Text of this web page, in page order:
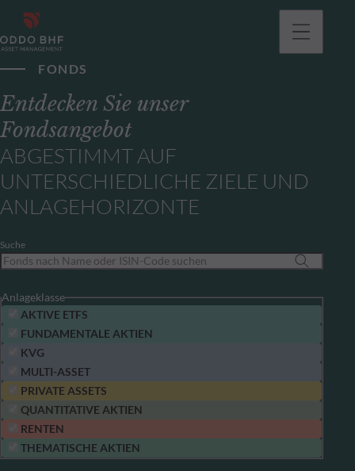
FONDS
Entdecken Sie unser
Fondsangebot
ABGESTIMMT AUF
UNTERSCHIEDLICHE ZIELE UND
ANLAGEHORIZONTE
Suche
Anlageklasse
AKTIVE ETFS
FUNDAMENTALE AKTIEN
KVG
MULTI-ASSET
PRIVATE ASSETS
QUANTITATIVE AKTIEN
RENTEN
THEMATISCHE AKTIEN